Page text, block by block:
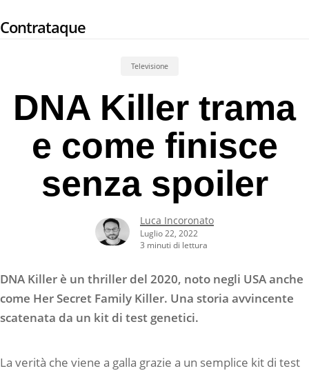
to
Contrataque
Televisione
DNA Killer trama
e come finisce
senza spoiler
Luca Incoronato
Luglio 22, 2022
3 minuti di lettura
DNA Killer è un thriller del 2020, noto negli USA anche
come Her Secret Family Killer. Una storia avvincente
scatenata da un kit di test genetici.
La verità che viene a galla grazie a un semplice kit di test